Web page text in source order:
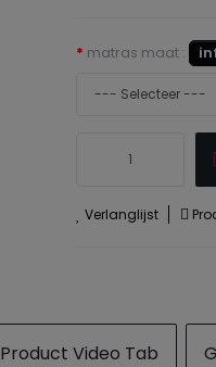
matras maat :
Verlanglijst
Product Video Tab